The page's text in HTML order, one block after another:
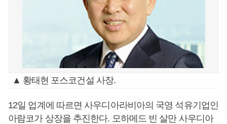
▲ 황태현 포스코건설 사장.
12일 업계에 따르면 사우디아라비아의 국영 석유기업인
아람코가 상장을 추진한다. 모하메드 빈 살만 사우디아